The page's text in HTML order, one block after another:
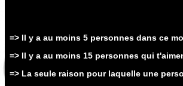
=> Il y a au moins 5 personnes dans ce
=> Il y a au moins 15 personnes qui
=> La seule raison pour laquelle une